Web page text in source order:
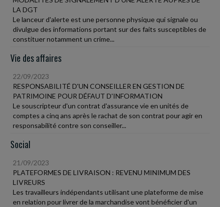
LA DGT
Le lanceur d'alerte est une personne physique qui signale ou
divulgue des informations portant sur des faits susceptibles de
constituer notamment un crime...
Vie des affaires
22/09/2023
RESPONSABILITÉ D'UN CONSEILLER EN GESTION DE
PATRIMOINE POUR DÉFAUT D'INFORMATION
Le souscripteur d'un contrat d'assurance vie en unités de
comptes a cinq ans après le rachat de son contrat pour agir en
responsabilité contre son conseiller...
Social
21/09/2023
PLATEFORMES DE LIVRAISON : REVENU MINIMUM DES
LIVREURS
Les travailleurs indépendants utilisant une plateforme de mise
en relation pour livrer de la marchandise vont bénéficier d'un